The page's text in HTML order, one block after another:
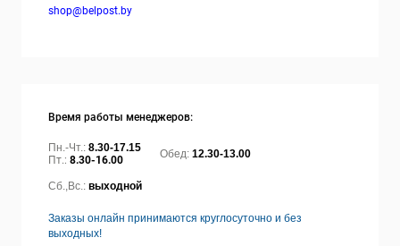
shop@belpost.by
Время работы менеджеров:
Пн.-Чт.: 8.30-17.15
Пт.: 8.30-16.00 Обед: 12.30-13.00
Сб.,Вс.: выходной
Заказы онлайн принимаются круглосуточно и без
выходных!